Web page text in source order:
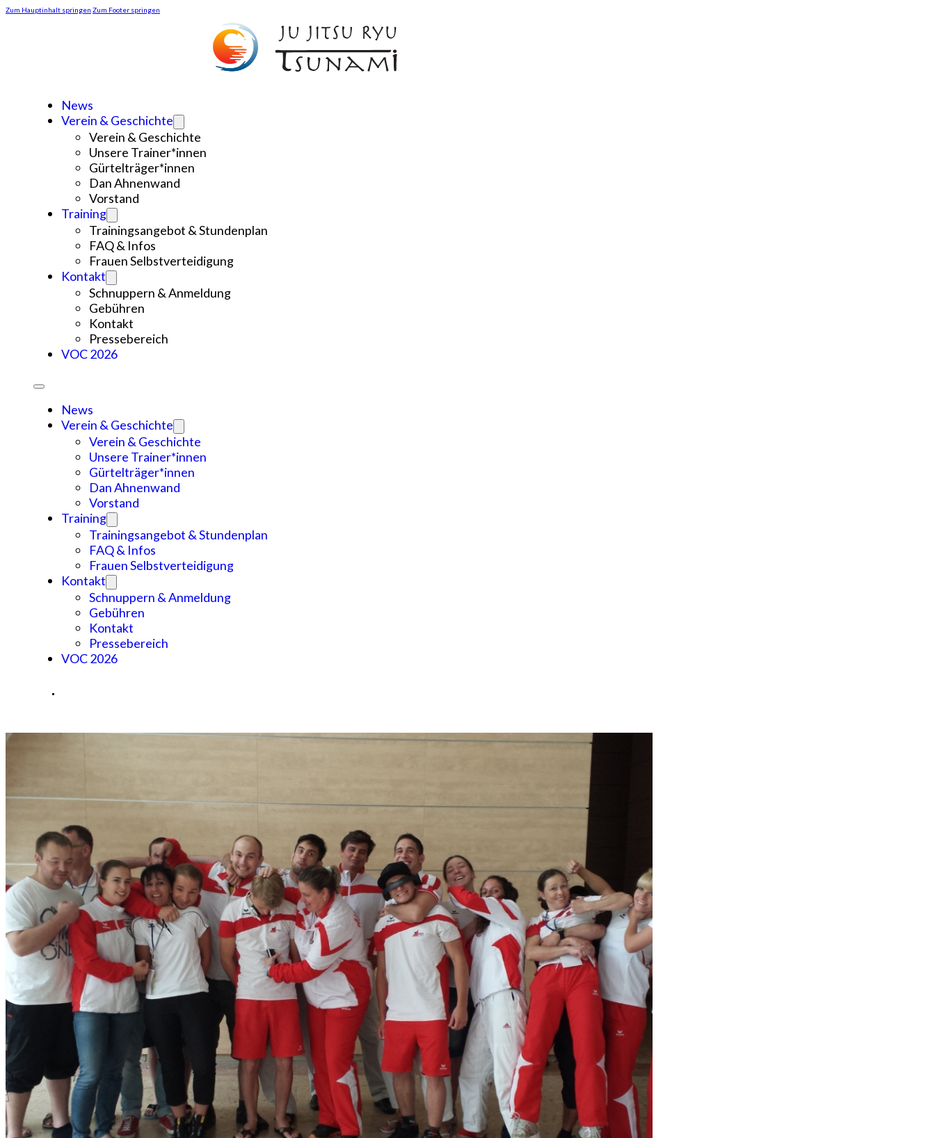
Zum Hauptinhalt springen Zum Footer springen
News
Verein & Geschichte
Verein & Geschichte
Unsere Trainer*innen
Gürtelträger*innen
Dan Ahnenwand
Vorstand
Training
Trainingsangebot & Stundenplan
FAQ & Infos
Frauen Selbstverteidigung
Kontakt
Schnuppern & Anmeldung
Gebühren
Kontakt
Pressebereich
VOC 2026
News
Verein & Geschichte
Verein & Geschichte
Unsere Trainer*innen
Gürtelträger*innen
Dan Ahnenwand
Vorstand
Training
Trainingsangebot & Stundenplan
FAQ & Infos
Frauen Selbstverteidigung
Kontakt
Schnuppern & Anmeldung
Gebühren
Kontakt
Pressebereich
VOC 2026